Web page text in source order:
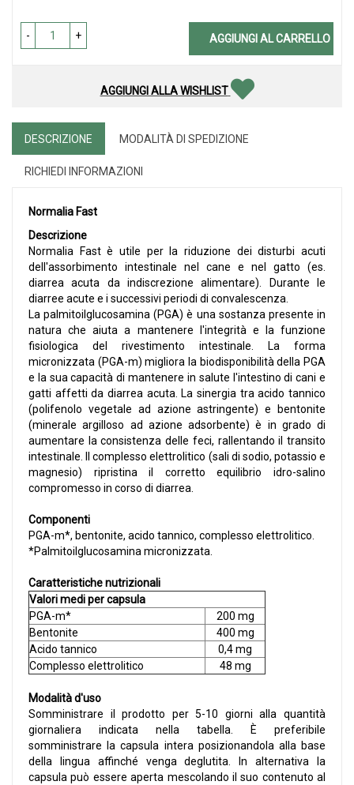
- + AGGIUNGI AL CARRELLO
AGGIUNGI ALLA WISHLIST
DESCRIZIONE MODALITÀ DI SPEDIZIONE
RICHIEDI INFORMAZIONI
Normalia Fast
Descrizione
Normalia Fast è utile per la riduzione dei disturbi acuti
dell'assorbimento intestinale nel cane e nel gatto (es.
diarrea acuta da indiscrezione alimentare). Durante le
diarree acute e i successivi periodi di convalescenza.
La palmitoilglucosamina (PGA) è una sostanza presente in
natura che aiuta a mantenere l'integrità e la funzione
fisiologica del rivestimento intestinale. La forma
micronizzata (PGA-m) migliora la biodisponibilità della PGA
e la sua capacità di mantenere in salute l'intestino di cani e
gatti affetti da diarrea acuta. La sinergia tra acido tannico
(polifenolo vegetale ad azione astringente) e bentonite
(minerale argilloso ad azione adsorbente) è in grado di
aumentare la consistenza delle feci, rallentando il transito
intestinale. Il complesso elettrolitico (sali di sodio, potassio e
magnesio) ripristina il corretto equilibrio idro-salino
compromesso in corso di diarrea.
Componenti
PGA-m*, bentonite, acido tannico, complesso elettrolitico.
*Palmitoilglucosamina micronizzata.
Caratteristiche nutrizionali
Valori medi per capsula
PGA-m*
200 mg
Bentonite
400 mg
Acido tannico
0,4 mg
Complesso elettrolitico
48 mg
Modalità d'uso
Somministrare il prodotto per 5-10 giorni alla quantità
giornaliera indicata nella tabella. È preferibile
somministrare la capsula intera posizionandola alla base
della lingua affinché venga deglutita. In alternativa la
capsula può essere aperta mescolando il suo contenuto al